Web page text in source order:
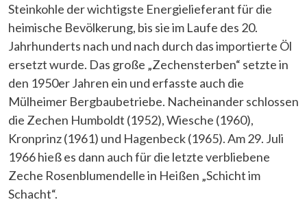
Steinkohle der wichtigste Energielieferant für die
heimische Bevölkerung, bis sie im Laufe des 20.
Jahrhunderts nach und nach durch das importierte Öl
ersetzt wurde. Das große „Zechensterben“ setzte in
den 1950er Jahren ein und erfasste auch die
Mülheimer Bergbaubetriebe. Nacheinander schlossen
die Zechen Humboldt (1952), Wiesche (1960),
Kronprinz (1961) und Hagenbeck (1965). Am 29. Juli
1966 hieß es dann auch für die letzte verbliebene
Zeche Rosenblumendelle in Heißen „Schicht im
Schacht“.